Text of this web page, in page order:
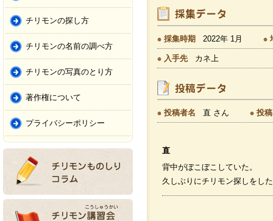
チリモンの探し方
チリモンの名前の調べ方
チリモンの写真のとり方
著作権について
プライバシーポリシー
採集時期 2022年 1月
入手先 カネ上
投稿者名 直 さん 投
直
背中がぼこぼこしていた。
久しぶりにチリモン探しをし